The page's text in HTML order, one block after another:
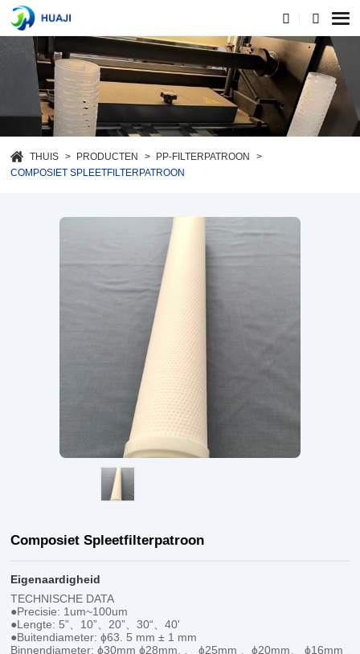
THUIS PRODUCTEN
PP-FILTERPATROON
COMPOSIET SPLEETFILTERPATROON
Composiet Spleetfilterpatroon
Eigenaardigheid
TECHNISCHE DATA
●Precisie: 1um~100um
●Lengte: 5”、10”、20”、30“、40'
●Buitendiameter: ɸ63. 5 mm ± 1 mm
Binnendiameter: ɸ30mm ɸ28mm, 、 ɸ25mm 、ɸ20mm、 ɸ16mm